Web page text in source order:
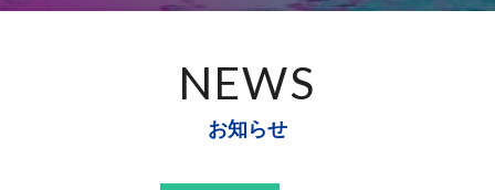
NEWS
お知らせ